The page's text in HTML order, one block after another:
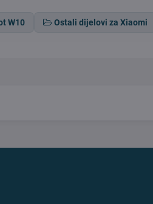
W10 Ostali dijelovi za Xiaomi